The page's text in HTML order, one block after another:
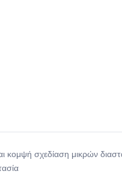
κομψή σχεδίαση μικρών